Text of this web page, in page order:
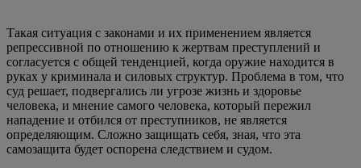
Такая ситуация с законами и их применением является
репрессивной по отношению к жертвам преступлений и
согласуется с общей тенденцией, когда оружие находится в
руках у криминала и силовых структур. Проблема в том, что
суд решает, подвергались ли угрозе жизнь и здоровье
человека, и мнение самого человека, который пережил
нападение и отбился от преступников, не является
определяющим. Сложно защищать себя, зная, что эта
самозащита будет оспорена следствием и судом.